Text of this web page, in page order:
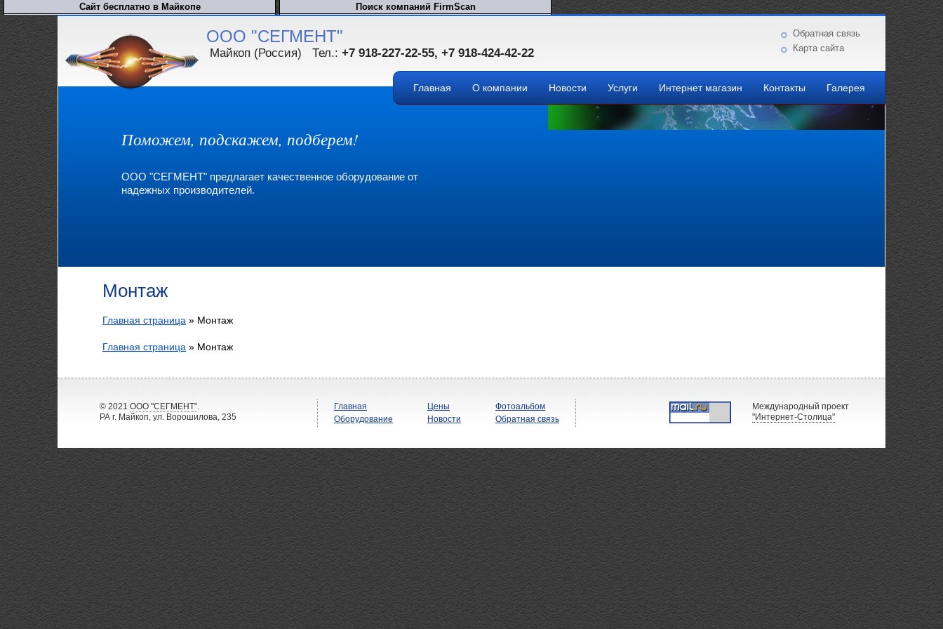
ООО "СЕГМЕНТ"
Майкоп (Россия) Тел.: +7 918-227-22-55, +7 918-424-42-22
Обратная связь
Карта сайта
Поможем, подскажем, подберем!
ООО "СЕГМЕНТ" предлагает качественное оборудование от
надежных производителей.
Главная О компании Новости Услуги Интернет магазин Контакты Галерея
Монтаж
Главная страница » Монтаж
Главная страница » Монтаж
© 2021 ООО "СЕГМЕНТ".
РА г. Майкоп, ул. Ворошилова, 235
Главная
Оборудование
Цены
Новости
Фотоальбом
Обратная связь
Международный проект
"Интернет-Столица"